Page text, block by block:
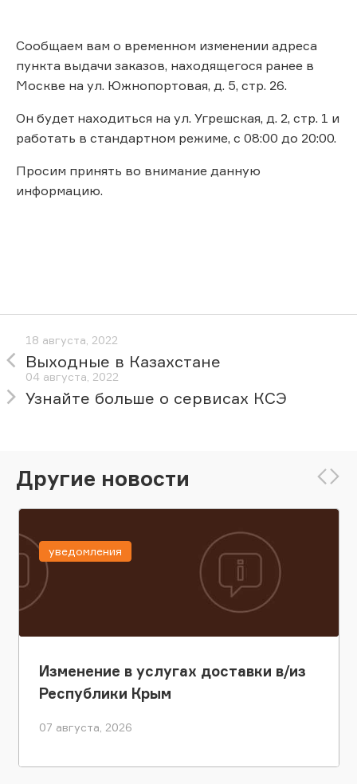
Сообщаем вам о временном изменении адреса
пункта выдачи заказов, находящегося ранее в
Москве на ул. Южнопортовая, д. 5, стр. 26.
Он будет находиться на ул. Угрешская, д. 2, стр. 1 и
работать в стандартном режиме, с 08:00 до 20:00.
Просим принять во внимание данную
информацию.
18 августа, 2022
Выходные в Казахстане
04 августа, 2022
Узнайте больше о сервисах КСЭ
Другие новости
Изменение в услугах доставки в/из
Республики Крым
07 августа, 2026
уведомления